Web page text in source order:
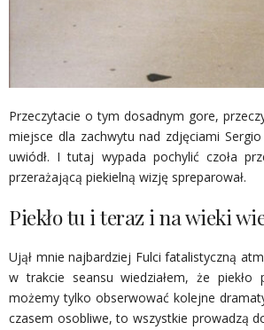
Przeczytacie o tym dosadnym gore,
miejsce dla zachwytu nad zdjęciami
uwiódł. I tutaj wypada pochylić czoła
przerażającą piekielną wizję spreparował.
Piekło tu i teraz i na wieki
Ujął mnie najbardziej Fulci fatalistyczną
w trakcie seansu wiedziałem, że piekło
możemy tylko obserwować kolejne
czasem osobliwe, to wszystkie prowadzą